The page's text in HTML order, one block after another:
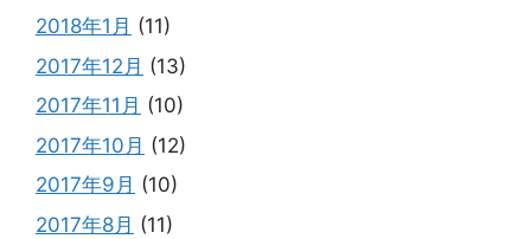
2018年1月 (11)
2017年12月 (13)
2017年11月 (10)
2017年10月 (12)
2017年9月 (10)
2017年8月 (11)